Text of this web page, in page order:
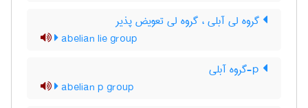
گروه لی آبلی ، گروه لی تعویض پذیر
abelian lie group
abelian p group